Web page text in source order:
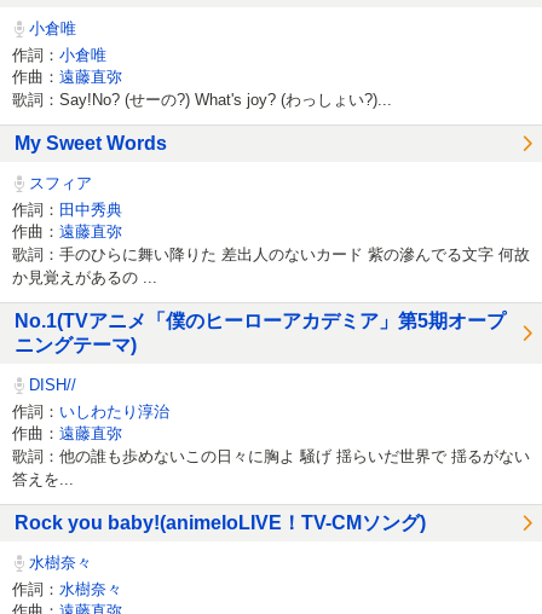
小倉唯
作詞： 小倉唯
作曲： 遠藤直弥
歌詞：Say!No? (せーの?) What's joy? (わっしょい?)...
My Sweet Words
スフィア
作詞： 田中秀典
作曲： 遠藤直弥
歌詞：手のひらに舞い降りた 差出人のないカード 紫の滲んでる文字 何故
か見覚えがあるの ...
No.1(TVアニメ「僕のヒーローアカデミア」第5期オープ
ニングテーマ)
DISH//
作詞： いしわたり淳治
作曲： 遠藤直弥
歌詞：他の誰も歩めないこの日々に胸よ 騒げ 揺らいだ世界で 揺るがない
答えを...
Rock you baby!(animeloLIVE！TV-CMソング)
水樹奈々
作詞： 水樹奈々